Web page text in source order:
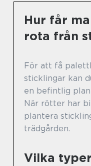
Hur får
rota från
För att få
sticklingar kan
en befintlig
När rötter har
plantera
trädgården.
Vilka